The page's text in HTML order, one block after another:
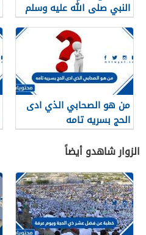
النبي صلى الله عليه وسلم
بحفر الخندق هو
من هو الصحابي الذي ادى
الحج بسريه تامه
الزوار شاهدو أيضاً